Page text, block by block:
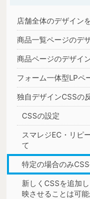
店舗全体のデザイン
商品一覧ページのデ
商品ページのデザイ
フォーム一体型LPペ
独自デザインCSSの
CSSの設定
スマレジEC・リピ
て
特定の場合のみ
新しくCSSを追加
映させることは可